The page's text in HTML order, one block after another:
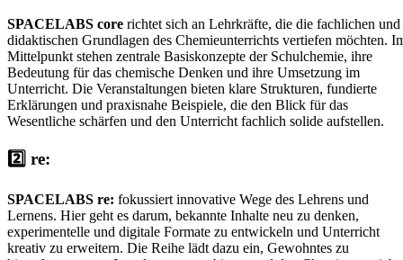
SPACELABS core richtet sich an Lehrkräfte, die die fachlichen und
didaktischen Grundlagen des Chemieunterrichts vertiefen möchten.
Mittelpunkt stehen zentrale Basiskonzepte der Schulchemie, ihre
Bedeutung für das chemische Denken und ihre Umsetzung im
Unterricht. Die Veranstaltungen bieten klare Strukturen, fundierte
Erklärungen und praxisnahe Beispiele, die den Blick für das
Wesentliche schärfen und den Unterricht fachlich solide aufstellen.
2️⃣ re:
SPACELABS re: fokussiert innovative Wege des Lehrens und
Lernens. Hier geht es darum, bekannte Inhalte neu zu denken,
experimentelle und digitale Formate zu entwickeln und Unterricht
kreativ zu erweitern. Die Reihe lädt dazu ein, Gewohntes zu